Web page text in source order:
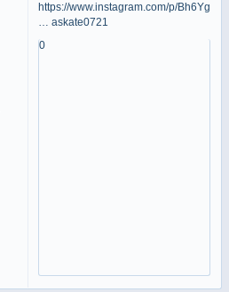
https://www.instagram.com/p/
… askate0721
0